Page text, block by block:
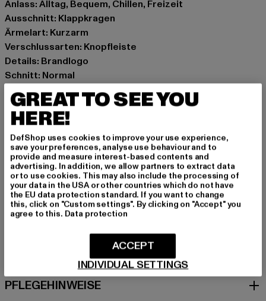
Anlass: Alltag, Bequem, Chillen, Freizeit
Ausschnitt: Klappkragen
Ärmelart: Kurzarm
Verschlussarten: Knopfleiste
Details: Brandlogo
Schnitt: Normal
Marke: PEQUS
Kat.: Hemden
Farbe: beige
Hersteller Farbe: white sand
Materialzusammensetzung: 100% Leinen
Art.Nr: 60350062-10122
Hersteller: Urban Styles Agency GmbH & Co. KG |
agentur@urbanstylesagency.com
Schanzenstraße 41 | 51063 Köln | DE
GRÖSSE & PASSFORM
PFLEGEHINWEISE
GREAT TO SEE YOU
HERE!
DefShop uses cookies to improve your use experience,
save your preferences, analyse use behaviour and to
provide and measure interest-based contents and
advertising. In addition, we allow partners to extract data
or to use cookies. This may also include the processing of
your data in the USA or other countries which do not have
the EU data protection standard. If you want to change
this, click on "Custom settings". By clicking on "Accept" you
agree to this. Data protection
INDIVIDUAL SETTINGS
ACCEPT